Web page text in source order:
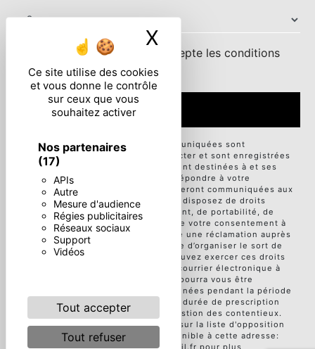
Ce site utilise des cookies
et vous donne le contrôle
sur ceux que vous
souhaitez activer
Nos partenaires
(17)
APIs
Autre
Mesure d'audience
Régies publicitaires
Réseaux sociaux
Support
Vidéos
Tout accepter
Tout refuser
X Masquer le
En cochant cette case, j'accepte les conditions
particulières ci-dessous **
ENVOYER
** Les données personnelles communiquées sont
nécessaires aux fins de vous contacter et sont enregistrées
dans un fichier informatisé. Elles sont destinées à et ses
sous-traitants dans le seul but de répondre à votre
message. Les données collectées seront communiquées aux
seuls destinataires suivants: . Vous disposez de droits
d’accès, de rectification, d’effacement, de portabilité, de
limitation, d’opposition, de retrait de votre consentement à
tout moment et du droit d’introduire une réclamation auprès
d’une autorité de contrôle, ainsi que d’organiser le sort de
vos données post-mortem. Vous pouvez exercer ces droits
par voie postale à l'adresse ou par courrier électronique à
l'adresse . Un justificatif d'identité pourra vous être
demandé. Nous conservons vos données pendant la période
de prise de contact puis pendant la durée de prescription
légale aux fins probatoires et de gestion des contentieux.
Vous avez le droit de vous inscrire sur la liste d'opposition
au démarchage téléphonique, disponible à cette adresse:
Bloctel.gouv.fr. Consultez le site cnil.fr pour plus